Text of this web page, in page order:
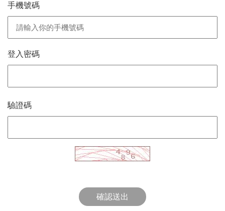
手機號碼
登入密碼
驗證碼
確認送出